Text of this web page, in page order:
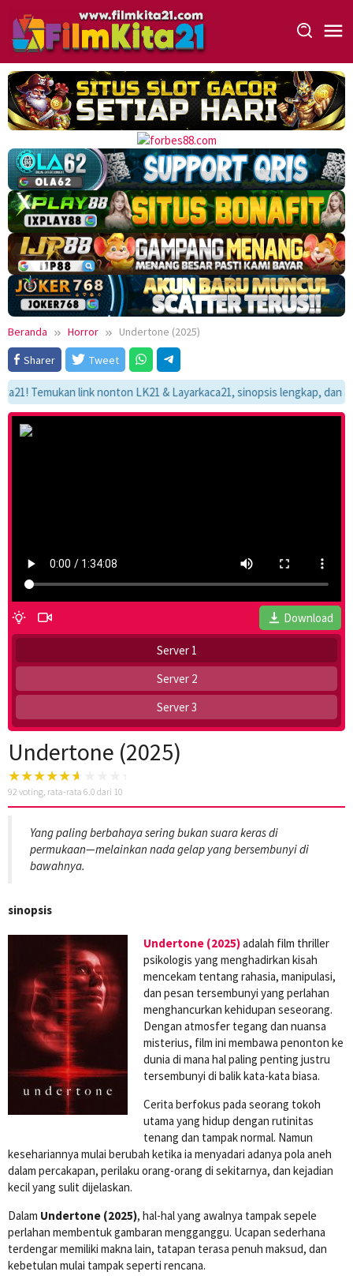
konten
Beranda Horror
Undertone (2025)
Sharer
Tweet
link nonton LK21 & Layarkaca21, sinopsis lengkap, dan
Download
Server 1
Server 2
Server 3
Undertone (2025)
92 voting, rata-rata 6.0 dari 10
Yang paling berbahaya sering bukan suara keras di
permukaan—melainkan nada gelap yang bersembunyi di
bawahnya.
sinopsis
Undertone (2025)adalah film thriller
psikologis yang menghadirkan kisah
mencekam tentang rahasia, manipulasi,
dan pesan tersembunyi yang perlahan
menghancurkan kehidupan seseorang.
Dengan atmosfer tegang dan nuansa
misterius, film ini membawa penonton ke
dunia di mana hal paling penting justru
tersembunyi di balik kata-kata biasa.
Cerita berfokus pada seorang tokoh
utama yang hidup dengan rutinitas
tenang dan tampak normal. Namun
kesehariannya mulai berubah ketika ia menyadari adanya pola aneh
dalam percakapan, perilaku orang-orang di sekitarnya, dan kejadian
kecil yang sulit dijelaskan.
Dalam Undertone (2025), hal-hal yang awalnya tampak sepele
perlahan membentuk gambaran mengganggu. Ucapan sederhana
terdengar memiliki makna lain, tatapan terasa penuh maksud, dan
kebetulan mulai tampak seperti rencana.